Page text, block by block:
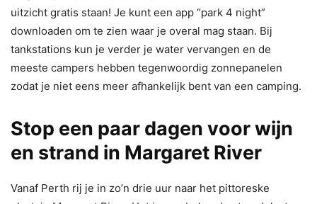
uitzicht gratis staan! Je kunt een app “park 4 night”
downloaden om te zien waar je overal mag staan. Bij
tankstations kun je verder je water vervangen en de
meeste campers hebben tegenwoordig zonnepanelen
zodat je niet eens meer afhankelijk bent van een camping.
Stop een paar dagen voor wijn
en strand in Margaret River
Vanaf Perth rij je in zo’n drie uur naar het pittoreske